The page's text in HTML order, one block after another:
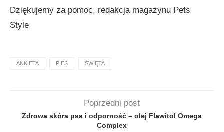
Dziękujemy za pomoc, redakcja magazynu Pets
Style
ANKIETA PIES ŚWIĘTA
Poprzedni post
Zdrowa skóra psa i odporność – olej Flawitol Omega
Complex